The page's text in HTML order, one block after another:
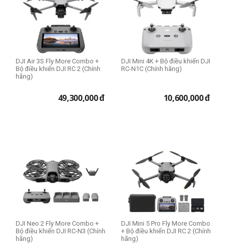
DJI Air 3S Fly More Combo +
Bộ điều khiển DJI RC 2 (Chính
hãng)
49,300,000đ
DJI Mini 4K + Bộ điều khiển DJI
RC-N1C (Chính hãng)
10,600,000đ
DJI Neo 2 Fly More Combo +
Bộ điều khiển DJI RC-N3 (Chính
hãng)
DJI Mini 5 Pro Fly More Combo
+ Bộ điều khiển DJI RC 2 (Chính
hãng)